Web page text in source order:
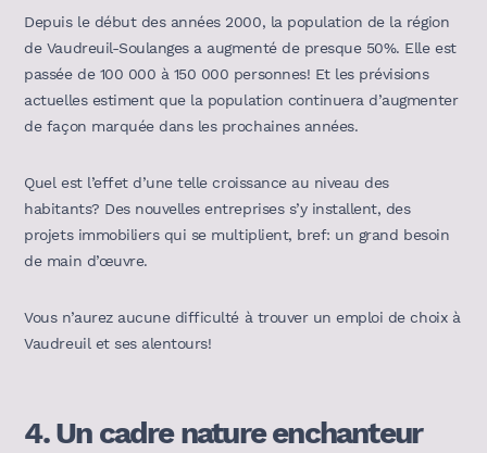
Depuis le début des années 2000, la population de la région
de Vaudreuil-Soulanges a augmenté de presque 50%. Elle est
passée de 100 000 à 150 000 personnes! Et les prévisions
actuelles estiment que la population continuera d’augmenter
de façon marquée dans les prochaines années.
Quel est l’effet d’une telle croissance au niveau des
habitants? Des nouvelles entreprises s’y installent, des
projets immobiliers qui se multiplient, bref: un grand besoin
de main d’œuvre.
Vous n’aurez aucune difficulté à trouver un emploi de choix à
Vaudreuil et ses alentours!
4.Un cadre nature enchanteur